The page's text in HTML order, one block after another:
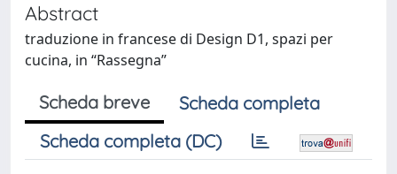
Abstract
traduzione in francese di Design D1, spazi per
cucina, in “Rassegna”
Scheda breve
Scheda completa
Scheda completa (DC)